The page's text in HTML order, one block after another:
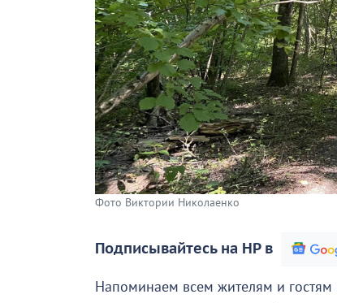
Фото Виктории Николаенко
Подписывайтесь на НР в
Напоминаем всем жителям и гостям